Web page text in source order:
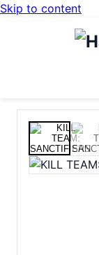
Skip to content